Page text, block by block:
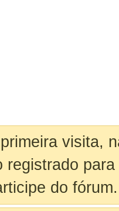
visita,
registrado
do fórum.